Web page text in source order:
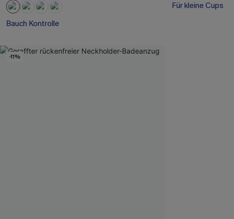
Bauch Kontrolle
Für kleine Cups
-11%